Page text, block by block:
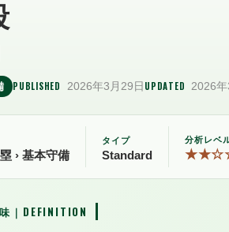
PUBLISHED 2026年3月29日 UPDATED 2026
› 基本守備
タイプ
Standard
分析レベ
｜DEFINITION